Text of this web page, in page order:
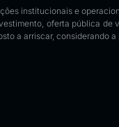
institucionais e
oferta pública de
a arriscar, considerando